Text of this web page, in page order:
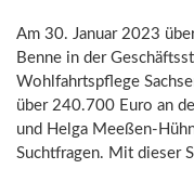
Am 30. Januar 2023
Benne in der
Wohlfahrtspflege
über 240.700 Euro an
und Helga Meeßen-
Suchtfragen. Mit dieser